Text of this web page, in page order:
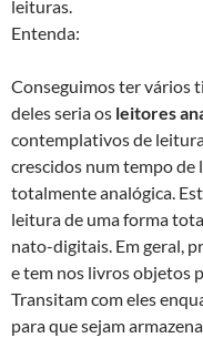
leituras.
Entenda:
Conseguimos ter vários
deles seria os leitores
contemplativos de
crescidos num tempo
totalmente analógica.
leitura de uma forma
nato-digitais. Em geral,
e tem nos livros objetos
Transitam com eles
para que sejam